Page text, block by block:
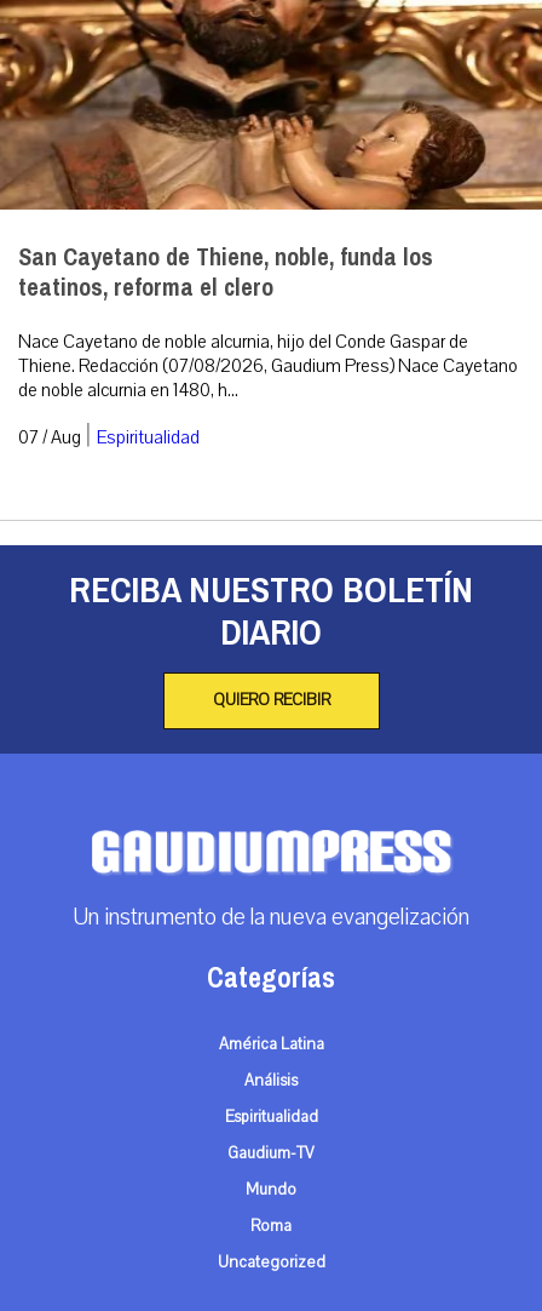
San Cayetano de Thiene, noble, funda los
teatinos, reforma el clero
Nace Cayetano de noble alcurnia, hijo del Conde Gaspar de
Thiene. Redacción (07/08/2026, Gaudium Press) Nace Cayetano
de noble alcurnia en 1480, h...
07 / Aug | Espiritualidad
RECIBA NUESTRO BOLETÍN
DIARIO
QUIERO RECIBIR
Un instrumento de la nueva evangelización
Categorías
América Latina
Análisis
Espiritualidad
Gaudium-TV
Mundo
Roma
Uncategorized